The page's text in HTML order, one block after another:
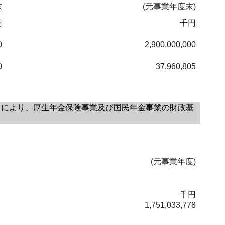
(元事業年度末)
千円
2,900,000,000
37,960,805
より、厚生年金保険事業及び国民年金事業の財政基
(元事業年度)
千円
1,751,033,778